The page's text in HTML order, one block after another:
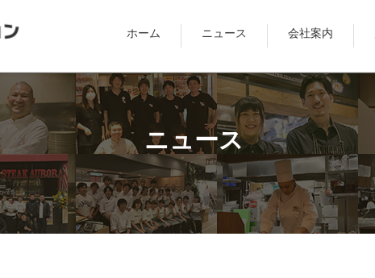
ホーム ニュース 会社案内
ニュース